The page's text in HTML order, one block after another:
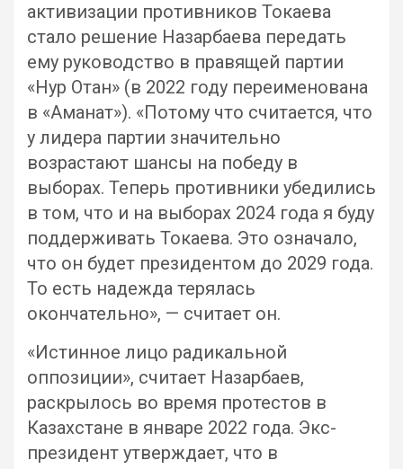
активизации противников Токаева
стало решение Назарбаева передать
ему руководство в правящей партии
«Нур Отан» (в 2022 году переименована
в «Аманат»). «Потому что считается, что
у лидера партии значительно
возрастают шансы на победу в
выборах. Теперь противники убедились
в том, что и на выборах 2024 года я буду
поддерживать Токаева. Это означало,
что он будет президентом до 2029 года.
То есть надежда терялась
окончательно», — считает он.
«Истинное лицо радикальной
оппозиции», считает Назарбаев,
раскрылось во время протестов в
Казахстане в январе 2022 года. Экс-
президент утверждает, что в